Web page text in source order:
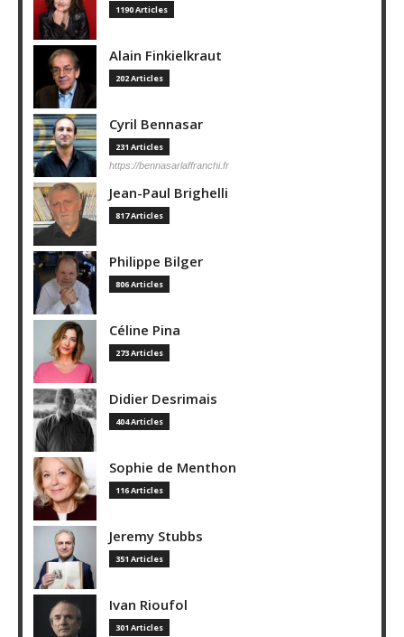
1190 Articles
Alain Finkielkraut
202 Articles
Cyril Bennasar
231 Articles
https://bennasarlaffranchi.fr
Jean-Paul Brighelli
817 Articles
Philippe Bilger
806 Articles
Céline Pina
273 Articles
Didier Desrimais
404 Articles
Sophie de Menthon
116 Articles
Jeremy Stubbs
351 Articles
Ivan Rioufol
301 Articles